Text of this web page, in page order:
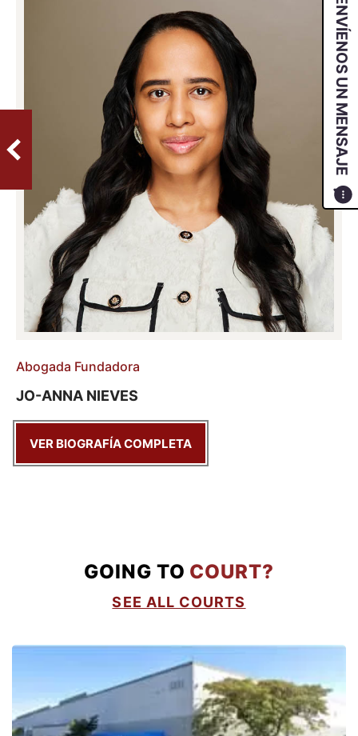
ENVÍENOS UN MENSAJE
Abogada Fundadora
JO-ANNA NIEVES
VER BIOGRAFÍA COMPLETA
GOING TO COURT?
SEE ALL COURTS